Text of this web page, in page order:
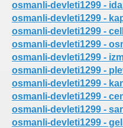
osmanli-devleti1299 -
osmanli-devleti1299 -
osmanli-devleti1299 -
osmanli-devleti1299 -
osmanli-devleti1299 -
osmanli-devleti1299 -
osmanli-devleti1299 -
osmanli-devleti1299 -
osmanli-devleti1299 -
osmanli-devleti1299 -